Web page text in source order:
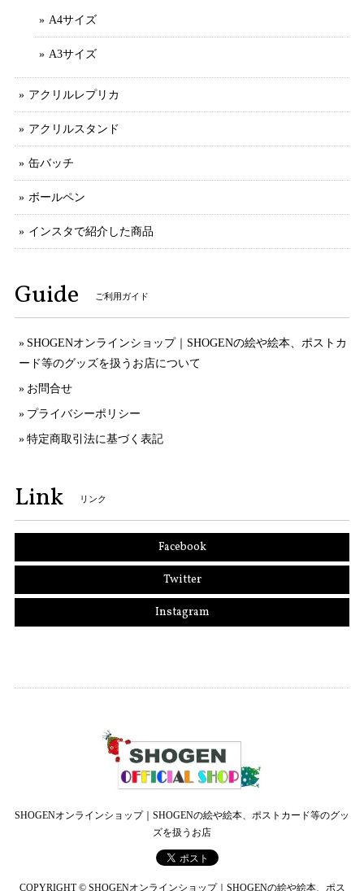
A4サイズ
A3サイズ
アクリルレプリカ
アクリルスタンド
缶バッチ
ボールペン
インスタで紹介した商品
Guide ご利用ガイド
SHOGENオンラインショップ｜SHOGENの絵や絵本、ポストカ
ード等のグッズを扱うお店について
お問合せ
プライバシーポリシー
特定商取引法に基づく表記
Link リンク
Facebook
Twitter
Instagram
SHOGENオンラインショップ｜SHOGENの絵や絵本、ポストカード等のグッ
ズを扱うお店
COPYRIGHT © SHOGENオンラインショップ｜SHOGENの絵や絵本、ポス